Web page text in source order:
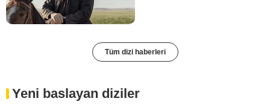
Tüm dizi haberleri
Yeni baslayan diziler